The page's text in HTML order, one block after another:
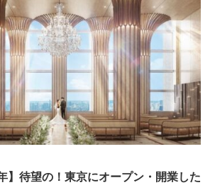
】待望の！東京にオープン・開業した